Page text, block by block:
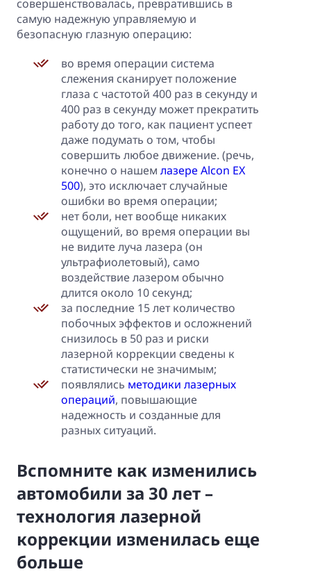
совершенствовалась, превратившись в
самую надежную управляемую и
безопасную глазную операцию:
во время операции система
слежения сканирует положение
глаза с частотой 400 раз в секунду и
400 раз в секунду может прекратить
работу до того, как пациент успеет
даже подумать о том, чтобы
совершить любое движение. (речь,
конечно о нашем лазере Alcon EX
500), это исключает случайные
ошибки во время операции;
нет боли, нет вообще никаких
ощущений, во время операции вы
не видите луча лазера (он
ультрафиолетовый), само
воздействие лазером обычно
длится около 10 секунд;
за последние 15 лет количество
побочных эффектов и осложнений
снизилось в 50 раз и риски
лазерной коррекции сведены к
статистически не значимым;
появлялись методики лазерных
операций, повышающие
надежность и созданные для
разных ситуаций.
Вспомните как изменились
автомобили за 30 лет –
технология лазерной
коррекции изменилась еще
больше